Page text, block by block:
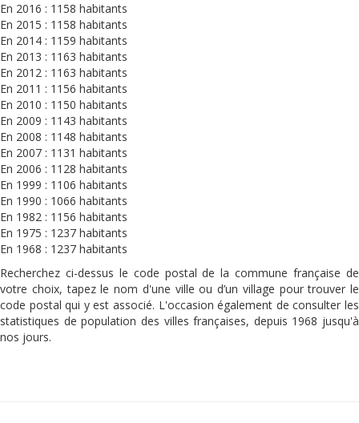
En 2016 : 1158 habitants
En 2015 : 1158 habitants
En 2014 : 1159 habitants
En 2013 : 1163 habitants
En 2012 : 1163 habitants
En 2011 : 1156 habitants
En 2010 : 1150 habitants
En 2009 : 1143 habitants
En 2008 : 1148 habitants
En 2007 : 1131 habitants
En 2006 : 1128 habitants
En 1999 : 1106 habitants
En 1990 : 1066 habitants
En 1982 : 1156 habitants
En 1975 : 1237 habitants
En 1968 : 1237 habitants
Recherchez ci-dessus le code postal de la commune française de
votre choix, tapez le nom d'une ville ou d’un village pour trouver le
code postal qui y est associé. L'occasion également de consulter les
statistiques de population des villes françaises, depuis 1968 jusqu'à
nos jours.